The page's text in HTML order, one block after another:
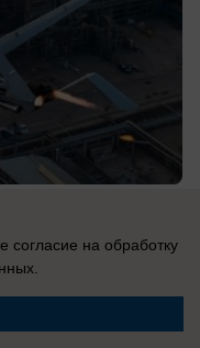
НПЗ врага,
горят
согласие на обработку